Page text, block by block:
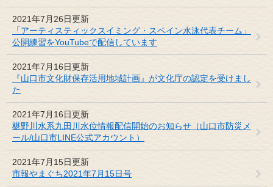
2021年7月26日更新
「アーティスティックスイミング・スペイン水泳代表チーム」
公開練習をYouTubeで配信しています
2021年7月16日更新
『山口市文化財保存活用地域計画』が文化庁の認定を受けまし
た
2021年7月16日更新
椹野川水系九田川水位情報配信開始のお知らせ（山口市防災メ
ール/山口市LINE公式アカウント）
2021年7月15日更新
市報やまぐち2021年7月15日号